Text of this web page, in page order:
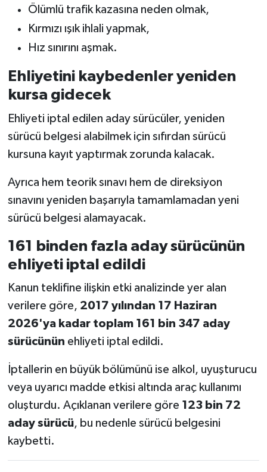
Ölümlü trafik kazasına neden olmak,
Kırmızı ışık ihlali yapmak,
Hız sınırını aşmak.
Ehliyetini kaybedenler yeniden
kursa gidecek
Ehliyeti iptal edilen aday sürücüler, yeniden
sürücü belgesi alabilmek için sıfırdan sürücü
kursuna kayıt yaptırmak zorunda kalacak.
Ayrıca hem teorik sınavı hem de direksiyon
sınavını yeniden başarıyla tamamlamadan yeni
sürücü belgesi alamayacak.
161 binden fazla aday sürücünün
ehliyeti iptal edildi
Kanun teklifine ilişkin etki analizinde yer alan
verilere göre, 2017 yılından 17 Haziran
2026'ya kadar toplam 161 bin 347 aday
sürücünün ehliyeti iptal edildi.
İptallerin en büyük bölümünü ise alkol, uyuşturucu
veya uyarıcı madde etkisi altında araç kullanımı
oluşturdu. Açıklanan verilere göre 123 bin 72
aday sürücü, bu nedenle sürücü belgesini
kaybetti.